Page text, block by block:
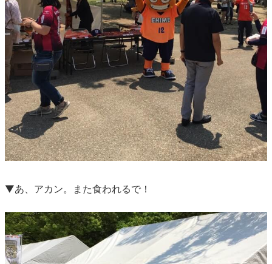
▼あ、アカン。また食われるで！